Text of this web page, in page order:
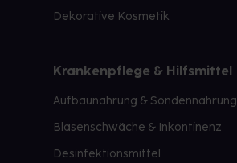
Dekorative Kosmetik
Krankenpflege & Hilfsmittel
Aufbaunahrung & Sondennahrung
Blasenschwäche & Inkontinenz
Desinfektionsmittel